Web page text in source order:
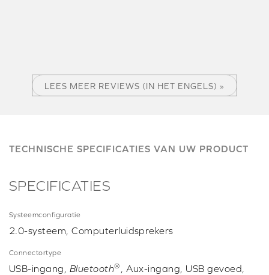
LEES MEER REVIEWS (IN HET ENGELS) »
TECHNISCHE SPECIFICATIES VAN UW PRODUCT
SPECIFICATIES
Systeemconfiguratie
2.0-systeem, Computerluidsprekers
Connectortype
USB-ingang, Bluetooth®
, Aux-ingang, USB gevoed,